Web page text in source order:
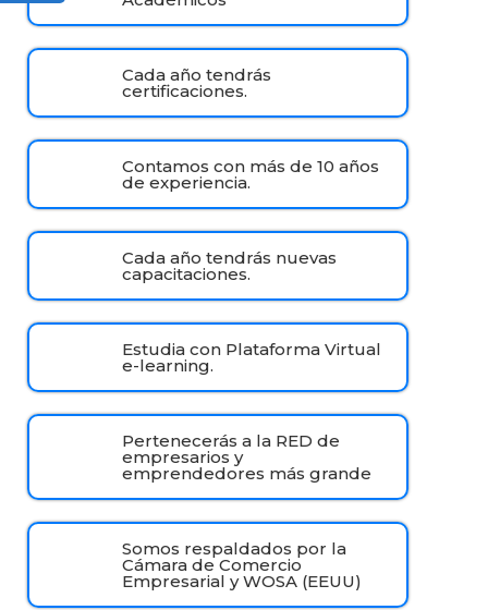
Cada año tendrás
certificaciones.
Contamos con más de 10 años
de experiencia.
Cada año tendrás nuevas
capacitaciones.
Estudia con Plataforma Virtual
e-learning.
Pertenecerás a la RED de
empresarios y
emprendedores más grande
Somos respaldados por la
Cámara de Comercio
Empresarial y WOSA (EEUU)